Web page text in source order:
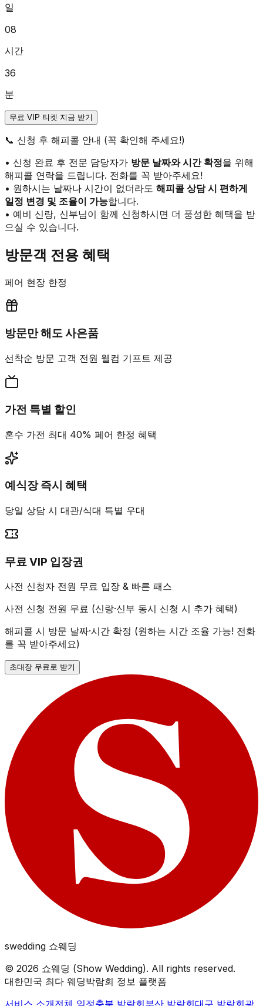
일
08
시간
36
분
무료 VIP 티켓 지금 받기
📞 신청 후 해피콜 안내 (꼭 확인해 주세요!)
• 신청 완료 후 전문 담당자가 방문 날짜와 시간 확정을 위해
해피콜 연락을 드립니다. 전화를 꼭 받아주세요!
• 원하시는 날짜나 시간이 없더라도 해피콜 상담 시 편하게
일정 변경 및 조율이 가능합니다.
• 예비 신랑, 신부님이 함께 신청하시면 더 풍성한 혜택을 받
으실 수 있습니다.
방문객 전용 혜택
페어 현장 한정
방문만 해도 사은품
선착순 방문 고객 전원 웰컴 기프트 제공
가전 특별 할인
혼수 가전 최대 40% 페어 한정 혜택
예식장 즉시 혜택
당일 상담 시 대관/식대 특별 우대
무료 VIP 입장권
사전 신청자 전원 무료 입장 & 빠른 패스
사전 신청 전원 무료 (신랑·신부 동시 신청 시 추가 혜택)
해피콜 시 방문 날짜·시간 확정 (원하는 시간 조율 가능! 전화
를 꼭 받아주세요)
초대장 무료로 받기
swedding 쇼웨딩
© 2026 쇼웨딩 (Show Wedding). All rights reserved.
대한민국 최다 웨딩박람회 정보 플랫폼